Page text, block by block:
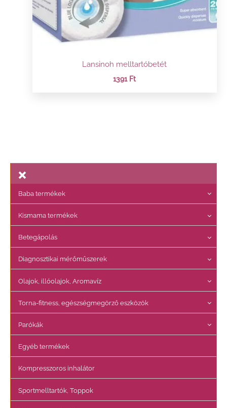
Baba termékek
Kismama termékek
Betegápolás
Diagnosztikai mérőműszerek
Olajok, illóolajok, Aromavíz
Torna-fitness, egészségmegörző eszközök
Parókák
Egyéb termékek
Kompresszoros inhalátor
Sportmelltartók, Toppok
Lansinoh melltartóbetét
1391 Ft